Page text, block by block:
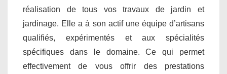
réalisation de tous vos travaux de jardin et
jardinage. Elle a à son actif une équipe d’artisans
qualifiés, expérimentés et aux spécialités
spécifiques dans le domaine. Ce qui permet
effectivement de vous offrir des prestations